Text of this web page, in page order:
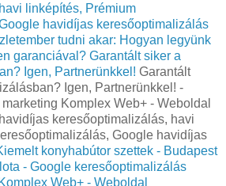
linképítés, Prémium
havidíjas keresőoptimalizálás
tudni akar: Hogyan legyünk
garanciával? Garantált siker a
Igen, Partnerünkkel! Garantált
Igen, Partnerünkkel! -
Komplex Web+ - Weboldal
keresőoptimalizálás, havi
Google havidíjas
konyhabútor szettek - Budapest
- Google keresőoptimalizálás
Web+ - Weboldal